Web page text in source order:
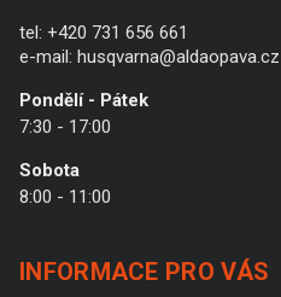
tel: +420 731 656 661
e-mail: husqvarna@aldaopava.cz
Pondělí - Pátek
7:30 - 17:00
Sobota
8:00 - 11:00
INFORMACE PRO VÁS